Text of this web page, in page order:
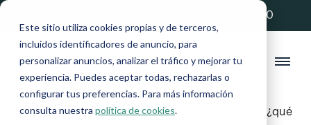
Este sitio utiliza cookies propias y de terceros,
incluidos identificadores de anuncio, para
personalizar anuncios, analizar el tráfico y mejorar tu
experiencia. Puedes aceptar todas, rechazarlas o
configurar tus preferencias. Para más información
consulta nuestra política de cookies.
💚 20% de descuento con el código ANFIX20
Blog >Autónomos y Pymes >Dudas de finanzas: ¿qué